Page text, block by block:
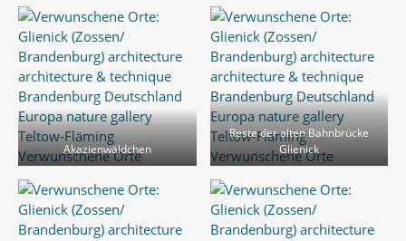
Akazienwäldchen
Reste der alten Bahnbrücke
Glienick